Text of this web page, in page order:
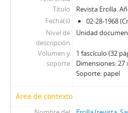
148 - Revista Ercilla.
149 - Revista Ercilla.
150 - Revista Ercilla.
151 - Revista Ercilla.
152 - Revista Ercilla.
153 - Revista Ercilla.
154 - Revista Ercilla.
156 - Revista Ercilla.
Título
Revista Ercilla.
Fecha(s)
02-28-1968
Nivel de
descripción
Unidad
Volumen y
soporte
1 fascículo (32
Dimensiones: 27
Soporte: papel
Área de contexto